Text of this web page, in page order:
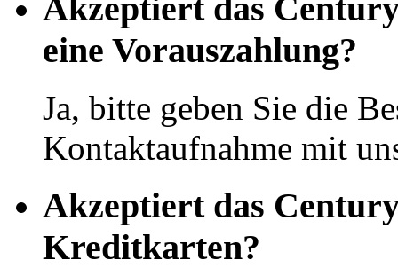
Akzeptiert das
eine Vorauszahlung?
Ja, bitte geben Sie die
Kontaktaufnahme mit
Akzeptiert das
Kreditkarten?